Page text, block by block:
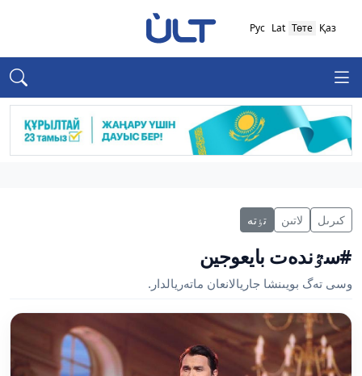
Қаз
Төте
Lat
Рус
كىرىل لاتىن تٶتە
#سٷندەت بايعوجين
وسى تەگ بويىنشا جاريالانعان ماتەريالدار.